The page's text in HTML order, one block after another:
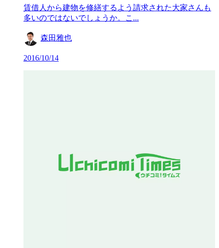
賃借人から建物を修繕するよう請求された大家さんも
多いのではないでしょうか。こ...
森田雅也
2016/10/14